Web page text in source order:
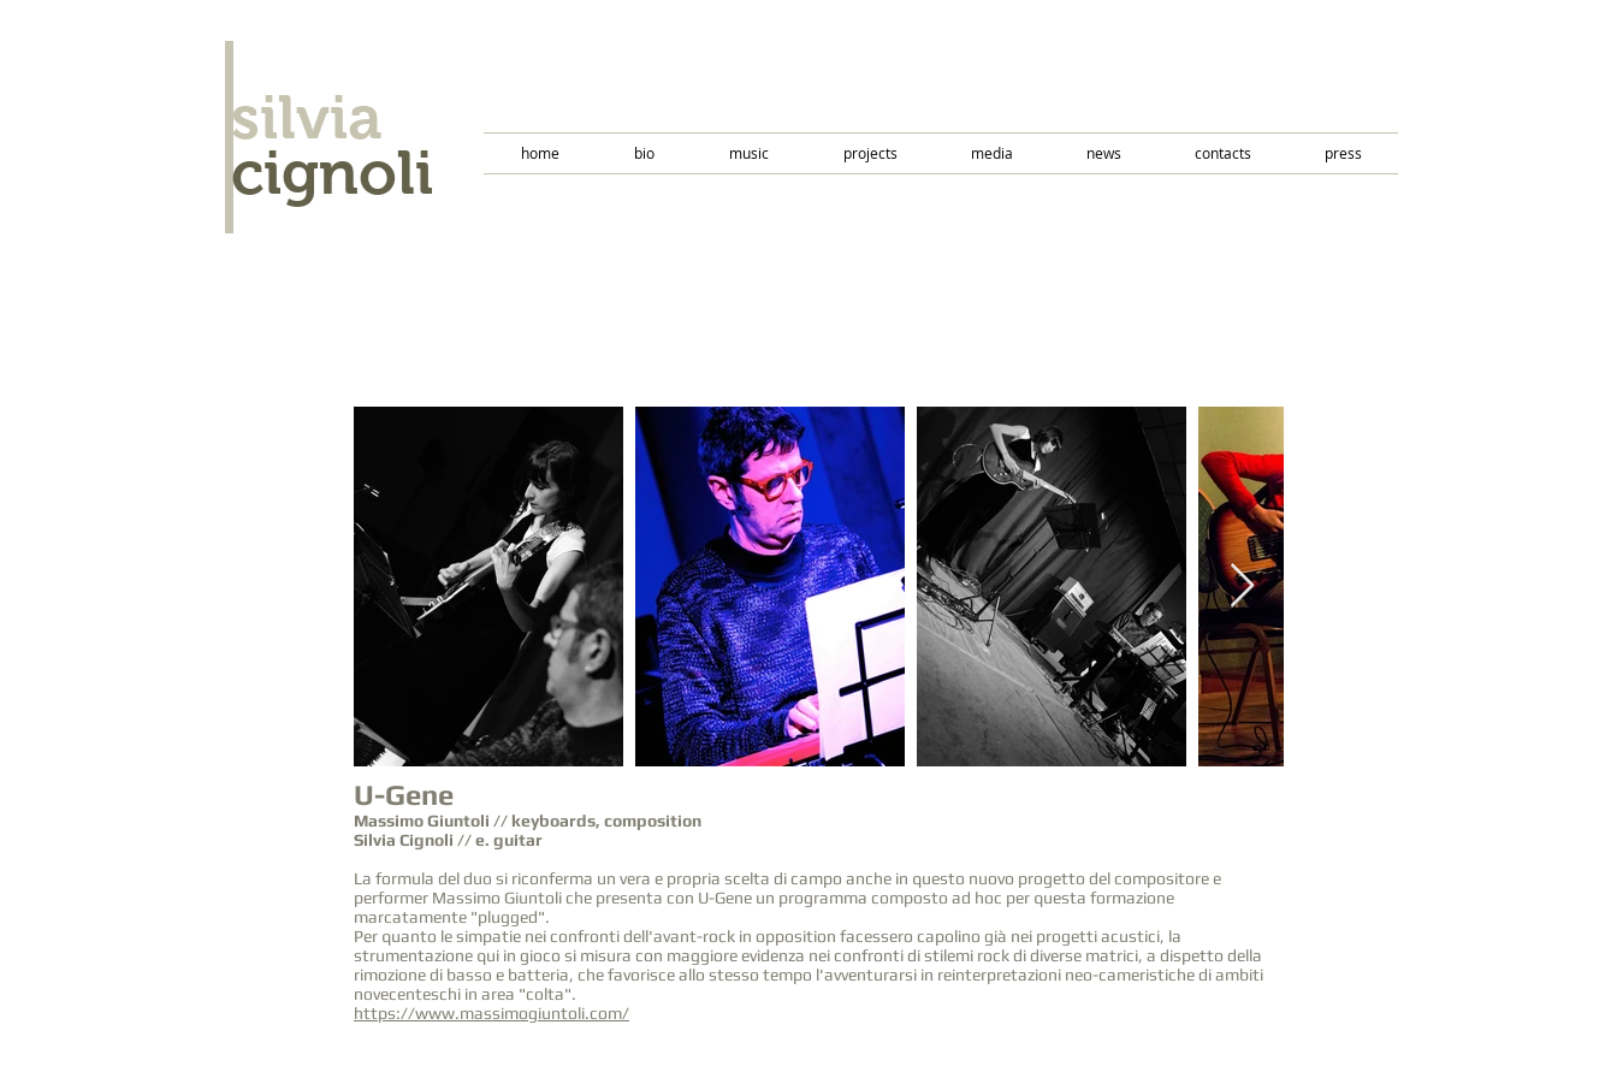
silvia
cignoli
home bio music projects media news contacts press
U-Gene
Massimo Giuntoli // keyboards, composition
Silvia Cignoli // e. guitar
La formula del duo si riconferma un vera e propria scelta di campo anche in questo nuovo progetto del compositore e
performer Massimo Giuntoli che presenta con U-Gene un programma composto ad hoc per questa formazione
marcatamente "plugged".
Per quanto le simpatie nei confronti dell'avant-rock in opposition facessero capolino già nei progetti acustici, la
strumentazione qui in gioco si misura con maggiore evidenza nei confronti di stilemi rock di diverse matrici, a dispetto della
rimozione di basso e batteria, che favorisce allo stesso tempo l'avventurarsi in reinterpretazioni neo-cameristiche di ambiti
novecenteschi in area "colta".
https://www.massimogiuntoli.com/